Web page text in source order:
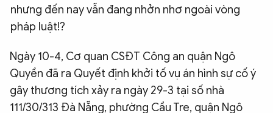
nhưng đến nay vẫn đang nhởn nhơ ngoài vòng
pháp luật!?
Ngày 10-4, Cơ quan CSĐT Công an quận Ngô
Quyền đã ra Quyết định khởi tố vụ án hình sự cố ý
gây thương tích xảy ra ngày 29-3 tại số nhà
111/30/313 Đà Nẵng, phường Cầu Tre, quận Ngô